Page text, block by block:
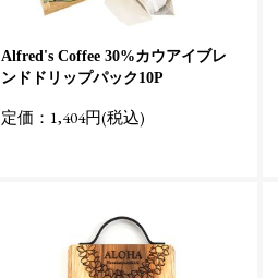
Alfred's Coffee 30%カウアイブレ
ンドドリップパック10P
定価：1,404円(税込)